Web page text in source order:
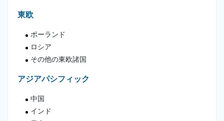
東欧
ポーランド
ロシア
その他の東欧諸国
アジアパシフィック
中国
インド